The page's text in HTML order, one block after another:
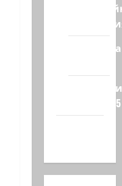
Полемика
сайта 2025